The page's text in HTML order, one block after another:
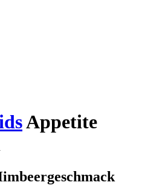
Appetite